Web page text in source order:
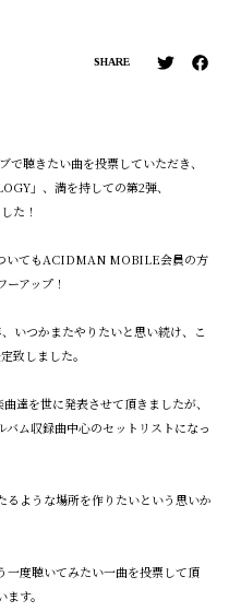
SHARE
聴きたい曲を投票していただき、
」、満を持しての第2弾、
た！
いてもACIDMAN MOBILE会員の方
アップ！
いつかまたやりたいと思い続け、こ
致しました。
達を世に発表させて頂きましたが、
ム収録曲中心のセットリストになっ
るような場所を作りたいという思いか
一度聴いてみたい一曲を投票して頂
す。